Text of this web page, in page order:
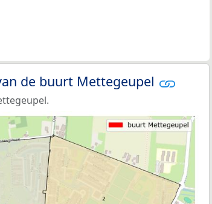
de buurt Mettegeupel